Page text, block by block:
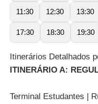
11:30 12:30 13:30
17:30 18:30 19:30
Itinerários Detalhados
ITINERÁRIO A:
Terminal Estudantes |